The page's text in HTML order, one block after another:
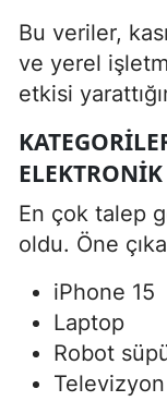
Bu veriler,
ve yerel
etkisi
En çok talep
oldu. Öne
iPhone 15
Laptop
Robot
Televizyon